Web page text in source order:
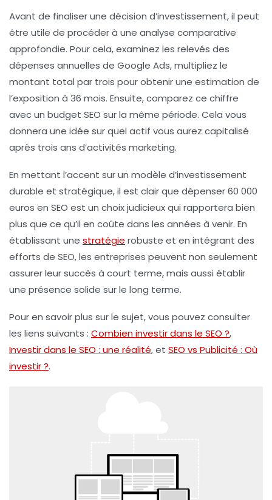
Avant de finaliser une décision d’investissement, il peut
être utile de procéder à une analyse comparative
approfondie. Pour cela, examinez les relevés des
dépenses annuelles de Google Ads, multipliez le
montant total par trois pour obtenir une estimation de
l’exposition à 36 mois. Ensuite, comparez ce chiffre
avec un budget SEO sur la même période. Cela vous
donnera une idée sur quel actif vous aurez capitalisé
après trois ans d’activités marketing.
En mettant l’accent sur un modèle d’investissement
durable et stratégique, il est clair que dépenser 60 000
euros en SEO est un choix judicieux qui rapportera bien
plus que ce qu’il en coûte dans les années à venir. En
établissant une stratégie robuste et en intégrant des
efforts de SEO, les entreprises peuvent non seulement
assurer leur succès à court terme, mais aussi établir
une présence solide sur le long terme.
Pour en savoir plus sur le sujet, vous pouvez consulter
les liens suivants : Combien investir dans le SEO ?,
Investir dans le SEO : une réalité, et SEO vs Publicité : Où
investir ?.